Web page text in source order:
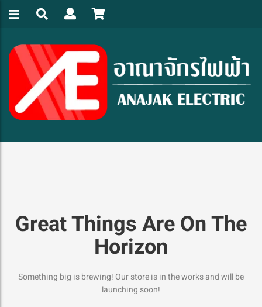
Great Things Are On The
Horizon
Something big is brewing! Our store is in the works and will be
launching soon!